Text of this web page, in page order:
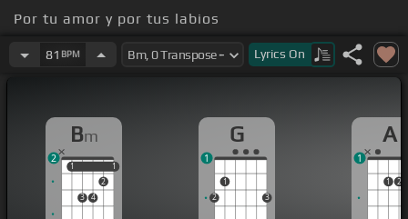
Por tu amor y por tus labios
[F#m]Y[Bm] tú supiera' que soy sincero
81 BPM Lyrics On
Bm
1
3 4
2
1
1 1
2
G
2
1
3
1
A
1 2
1